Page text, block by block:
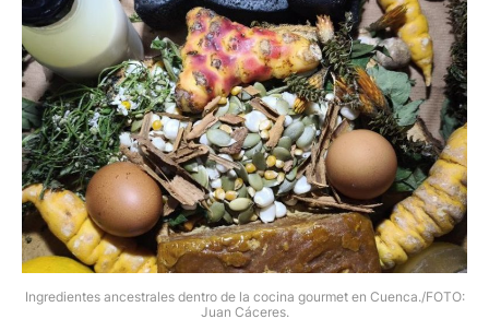
Ingredientes ancestrales dentro de la cocina gourmet en Cuenca./FOTO:
Juan Cáceres.